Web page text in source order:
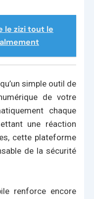
le zizi tout le
simple outil de
de votre
chaque
une réaction
cette plateforme
de la sécurité
renforce encore